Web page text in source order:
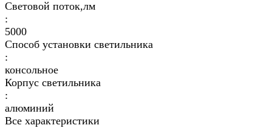
Световой поток,лм
:
5000
Способ установки светильника
:
консольное
Корпус светильника
:
алюминий
Все характеристики